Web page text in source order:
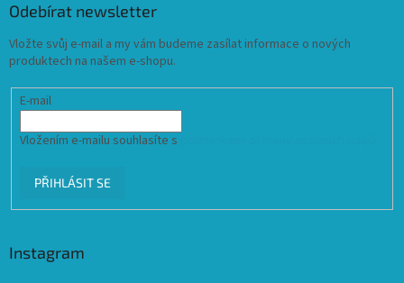
Odebírat newsletter
Vložte svůj e-mail a my vám budeme zasílat informace o nových
produktech na našem e-shopu.
E-mail
Vložením e-mailu souhlasíte s
PŘIHLÁSIT SE
Instagram